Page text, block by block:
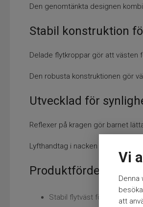
Vi
Denna
att
Den genomtänkta designen
Stabil konstruktion
Delade flytkroppar gör att västen
Den robusta konstruktionen gör
Utvecklad för
Reflexer på kragen gör barnet
Lyfthandtag i nacken och
Produktfördelar
Stabil flytväst för barn